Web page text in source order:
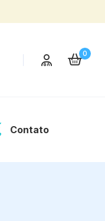
0
Contato